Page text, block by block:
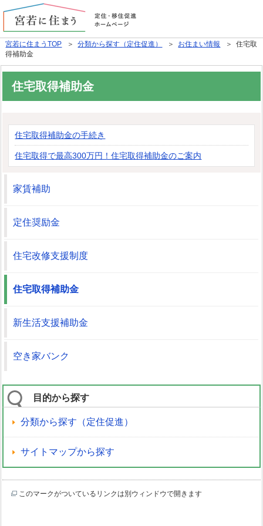
宮若に住まうTOP ＞分類から探す（定住促進） ＞ お住まい情報
＞ 住宅取
得補助金
住宅取得補助金
住宅取得補助金の手続き
住宅取得で最高300万円！住宅取得補助金のご案内
家賃補助
定住奨励金
住宅改修支援制度
住宅取得補助金
新生活支援補助金
空き家バンク
目的から探す
分類から探す（定住促進）
サイトマップから探す
このマークがついているリンクは別ウィンドウで開きます